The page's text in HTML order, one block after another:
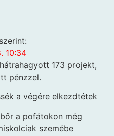
szerint:
10:34
173 projekt,
pénzzel.
a végére elkezdtétek
a pofátokon még
szemébe